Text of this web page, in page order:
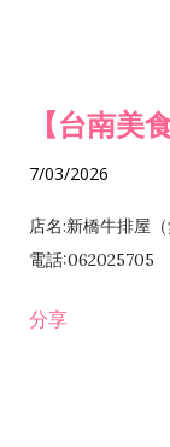
【台南美
7/03/2026
店名:新橋牛排屋
電話:062025705
分享